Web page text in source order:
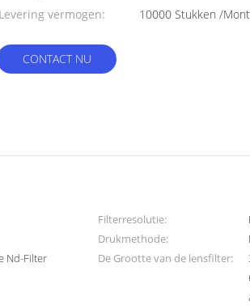
Levering vermogen:
10000 Stukken /
CONTACT NU
Filterresolutie:
Drukmethode:
Nd-Filter De Grootte van de lensfilter: